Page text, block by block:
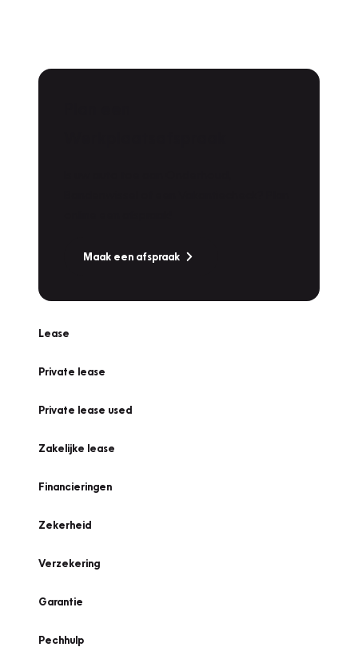
Maak een afspraak
Lease
Private lease
Private lease used
Zakelijke lease
Financieringen
Zekerheid
Verzekering
Garantie
Pechhulp